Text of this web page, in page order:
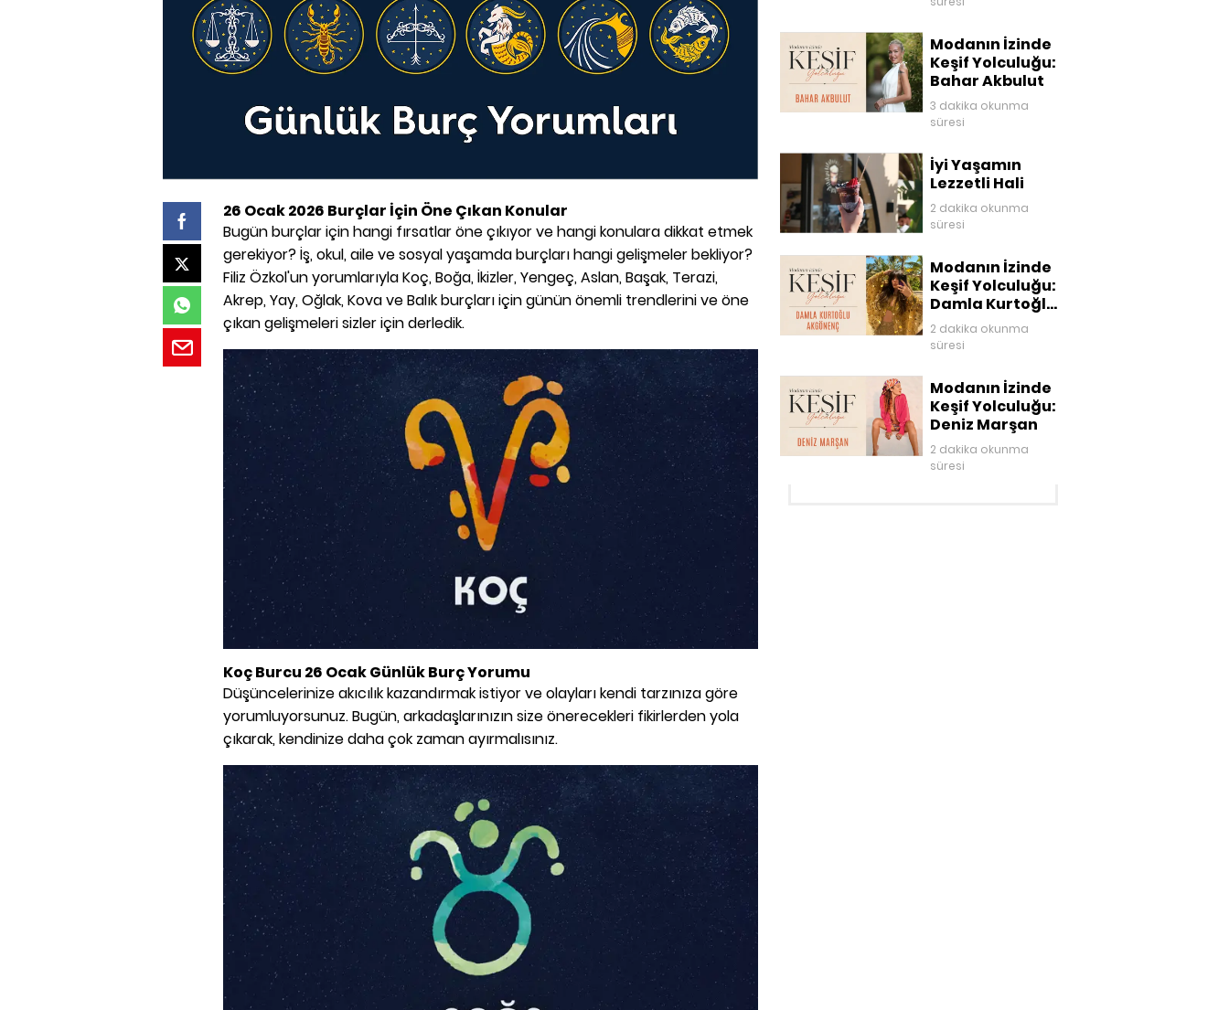
26 Ocak 2026 Burçlar İçin Öne Çıkan Konular
Bugün burçlar için hangi fırsatlar öne çıkıyor ve hangi konulara dikkat etmek
gerekiyor? İş, okul, aile ve sosyal yaşamda burçları hangi gelişmeler bekliyor?
Filiz Özkol'un yorumlarıyla Koç, Boğa, İkizler, Yengeç, Aslan, Başak, Terazi,
Akrep, Yay, Oğlak, Kova ve Balık burçları için günün önemli trendlerini ve öne
çıkan gelişmeleri sizler için derledik.
Koç Burcu 26 Ocak Günlük Burç Yorumu
Düşüncelerinize akıcılık kazandırmak istiyor ve olayları kendi tarzınıza göre
yorumluyorsunuz. Bugün, arkadaşlarınızın size önerecekleri fikirlerden yola
çıkarak, kendinize daha çok zaman ayırmalısınız.
Modanın İzinde
Keşif Yolculuğu:
Bahar Akbulut
3 dakika okunma
süresi
İyi Yaşamın
Lezzetli Hali
2 dakika okunma
süresi
Modanın İzinde
Keşif Yolculuğu:
Damla Kurtoğlu
Akgönenç
2 dakika okunma
süresi
Modanın İzinde
Keşif Yolculuğu:
Deniz Marşan
2 dakika okunma
süresi